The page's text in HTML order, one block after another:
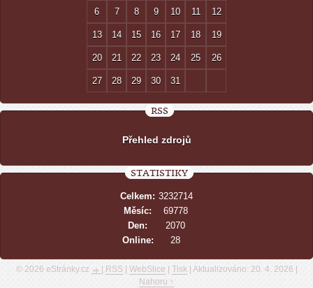
6 7 8 9 10 11 12
13 14 15 16 17 18 19
20 21 22 23 24 25 26
27 28 29 30 31
RSS
Přehled zdrojů
STATISTIKY
Online: 28
Celkem: 3232714
Měsíc:
69778
Den:
2070
© 2026 eStránky.cz RSS| WebSlice Tisk| Aktualizováno: 20. 4. 2026
Nahoru ↑